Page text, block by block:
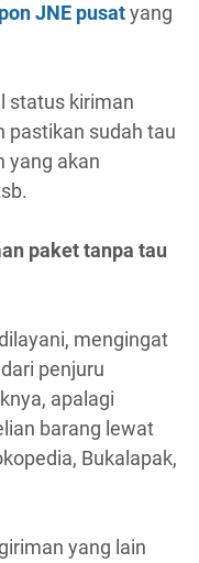
JNE pusatyang
status kiriman
pastikan sudah tau
yang akan
paket tanpa tau
mengingat
penjuru
apalagi
barang lewat
Bukalapak,
yang lain